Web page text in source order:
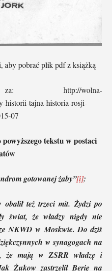
aby pobrać plik pdf z książką
za: http://wolna-
historii-tajna-historia-rosji-
07
tekstu w postaci
gotowanej żaby”[i]:
też trzeci mit. Żydzi po
świat, że władzy nigdy nie
NKWD w Moskwie. Do dziś
w synagogach na
że mają w ZSRR władzę i
Żukow zastrzelił Berię na